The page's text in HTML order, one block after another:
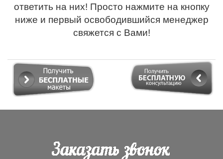
ответить на них! Просто нажмите на кнопку
ниже и первый освободившийся менеджер
свяжется с Вами!